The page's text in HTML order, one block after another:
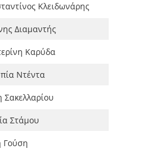
Κλειδωνάρης
Διαμαντής
Καρύδα
Ντέντα
Σακελλαρίου
Στάμου
Γούση